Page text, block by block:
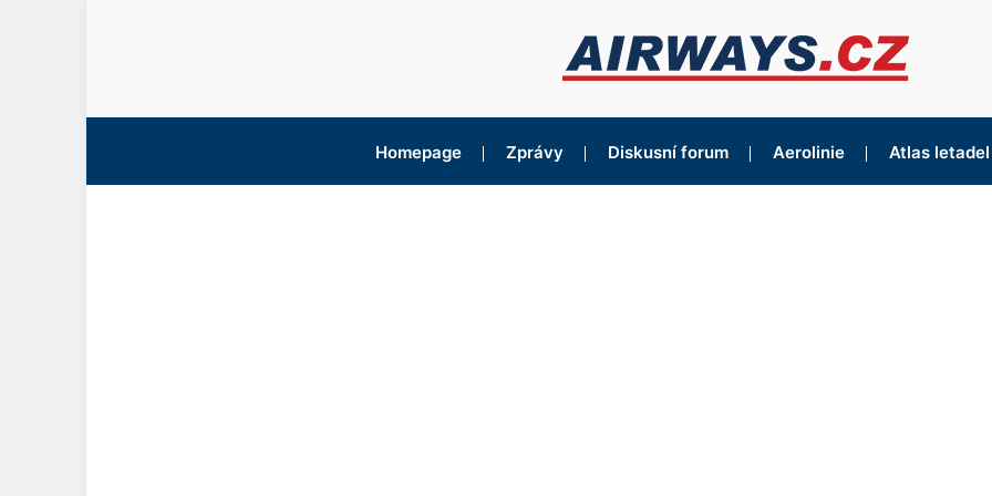
Homepage Zprávy Diskusní forum Aerolinie Atlas letadel